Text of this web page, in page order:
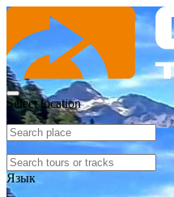
Select location
Язык